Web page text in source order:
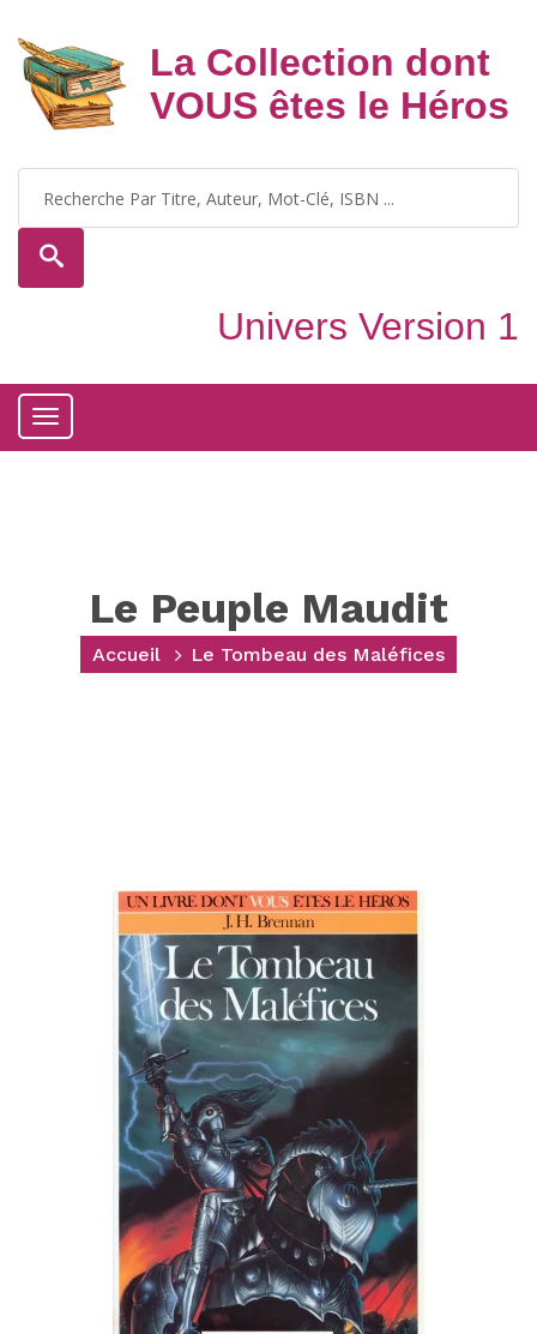
La Collection dont
VOUS êtes le Héros
Univers Version 1
Toggle
Le Peuple Maudit
Accueil Le Tombeau des Maléfices